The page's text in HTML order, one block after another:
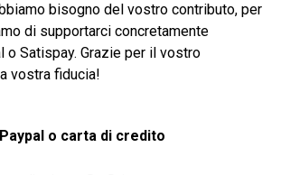
bisogno del vostro contributo, per
di supportarci concretamente
o Satispay. Grazie per il vostro
vostra fiducia!
o carta di credito